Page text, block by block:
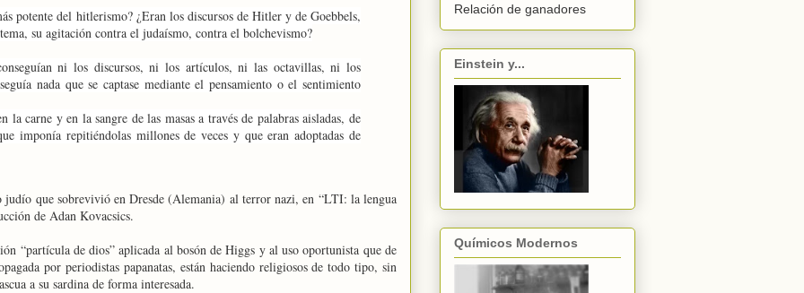
potente del hitlerismo? ¿Eran los discursos de Hitler y de Goebbels,
su agitación contra el judaísmo, contra el bolchevismo?
ni los discursos, ni los artículos, ni las octavillas, ni los
nada que se captase mediante el pensamiento o el sentimiento
la carne y en la sangre de las masas a través de palabras aisladas, de
imponía repitiéndolas millones de veces y que eran adoptadas de
que sobrevivió en Dresde (Alemania) al terror nazi, en “LTI: la lengua
de Adan Kovacsics.
“partícula de dios” aplicada al bosón de Higgs y al uso oportunista que de
por periodistas papanatas, están haciendo religiosos de todo tipo, sin
a su sardina de forma interesada.
Relación de ganadores
Einstein y...
Químicos Modernos